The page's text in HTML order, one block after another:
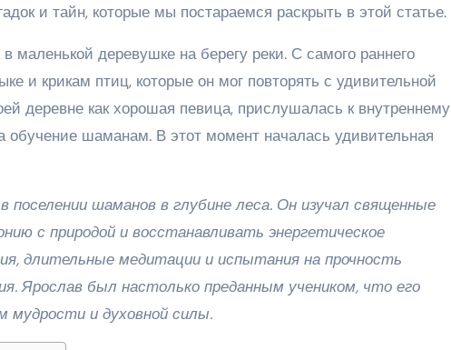
и тайн, которые мы постараемся раскрыть в этой статье.
маленькой деревушке на берегу реки. С самого раннего
и крикам птиц, которые он мог повторять с удивительной
деревне как хорошая певица, прислушалась к внутреннему
обучение шаманам. В этот момент началась удивительная
шаманов в глубине леса. Он изучал священные
с природой и восстанавливать энергетическое
длительные медитации и испытания на прочность
Ярослав был настолько преданным учеником, что его
мудрости и духовной силы.